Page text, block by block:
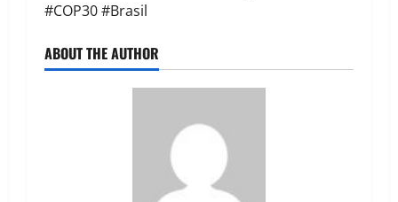
#COP30 #Brasil
ABOUT THE AUTHOR